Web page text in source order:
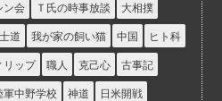
ン会 Ｔ氏の時事放談 大相撲
道 我が家の飼い猫 中国 ヒト科
リップ 職人 克己心 古事記
軍中野学校 神道 日米開戦